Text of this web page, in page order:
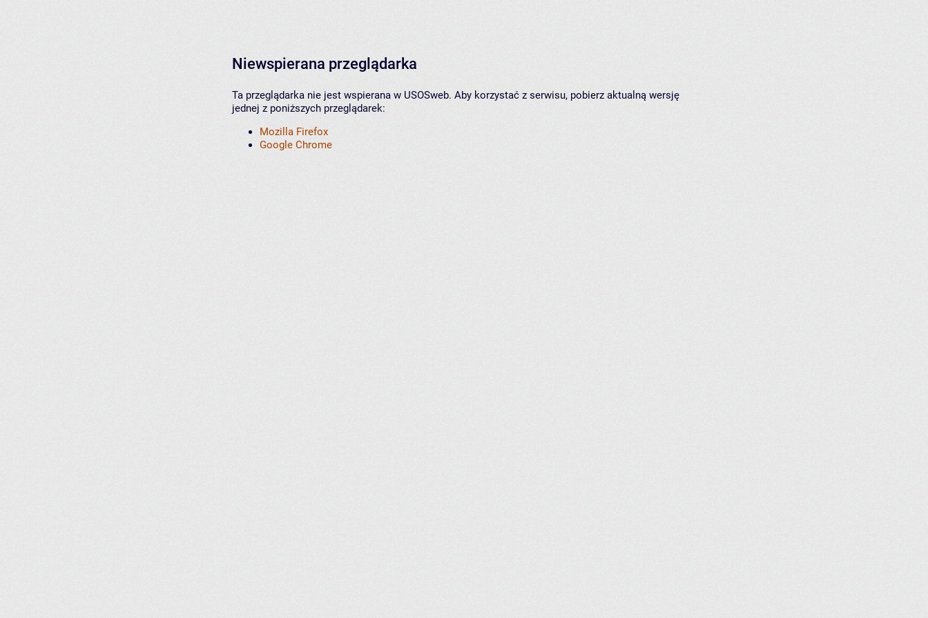
Niewspierana przeglądarka
Ta przeglądarka nie jest wspierana w USOSweb. Aby korzystać z serwisu, pobierz aktualną wersję
jednej z poniższych przeglądarek:
Mozilla Firefox
Google Chrome